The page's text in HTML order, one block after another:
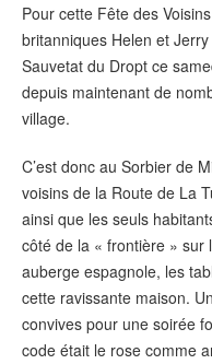
Pour cette Fête des
britanniques Helen et
Sauvetat du Dropt ce
depuis maintenant de
village.
C’est donc au Sorbier de
voisins de la Route de La
ainsi que les seuls
côté de la « frontière » sur
auberge espagnole, les
cette ravissante maison.
convives pour une soirée
code était le rose comme